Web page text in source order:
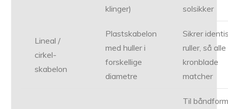
klinger)
solsikker
Lineal /
cirkel-
skabelon
Plastskabelon
med huller i
forskellige
diametre
Sikrer
ruller, så alle
kronblade
matcher
Til